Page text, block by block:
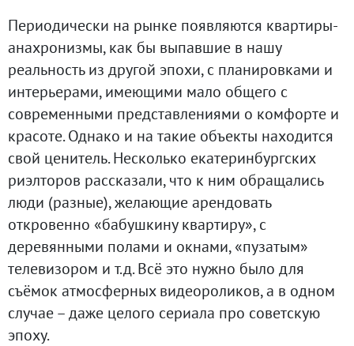
Периодически на рынке появляются квартиры-
анахронизмы, как бы выпавшие в нашу
реальность из другой эпохи, с планировками и
интерьерами, имеющими мало общего с
современными представлениями о комфорте и
красоте. Однако и на такие объекты находится
свой ценитель. Несколько екатеринбургских
риэлторов рассказали, что к ним обращались
люди (разные), желающие арендовать
откровенно «бабушкину квартиру», с
деревянными полами и окнами, «пузатым»
телевизором и т.д. Всё это нужно было для
съёмок атмосферных видеороликов, а в одном
случае – даже целого сериала про советскую
эпоху.